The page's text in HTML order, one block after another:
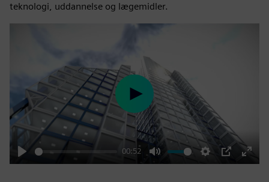
teknologi, uddannelse og lægemidler.
Play
00:52
Mute Settings
PIP
Enter
Play